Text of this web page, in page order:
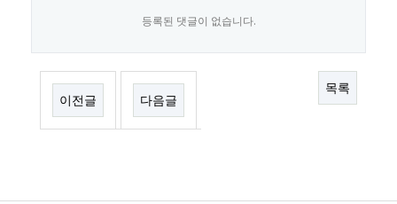
등록된 댓글이 없습니다.
이전글 다음글
목록